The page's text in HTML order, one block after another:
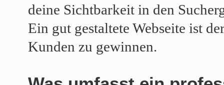
deine Sichtbarkeit in den
Ein gut gestaltete Webseite ist
Kunden zu gewinnen.